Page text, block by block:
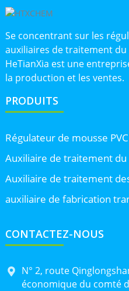
Se concentrant sur les
auxiliaires de traitement
HeTianXia est une
la production et les ventes.
PRODUITS
Régulateur de mousse PVC
Auxiliaire de traitement du
Auxiliaire de traitement
auxiliaire de fabrication
CONTACTEZ-NOUS
N° 2, route
économique du comté